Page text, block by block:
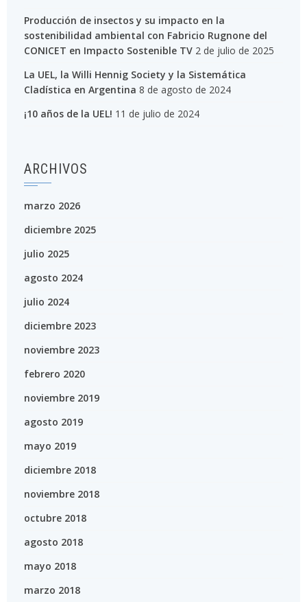
Producción de insectos y su impacto en la
sostenibilidad ambiental con Fabricio Rugnone del
CONICET en Impacto Sostenible TV 2 de julio de 2025
La UEL, la Willi Hennig Society y la Sistemática
Cladística en Argentina 8 de agosto de 2024
¡10 años de la UEL! 11 de julio de 2024
ARCHIVOS
marzo 2026
diciembre 2025
julio 2025
agosto 2024
julio 2024
diciembre 2023
noviembre 2023
febrero 2020
noviembre 2019
agosto 2019
mayo 2019
diciembre 2018
noviembre 2018
octubre 2018
agosto 2018
mayo 2018
marzo 2018